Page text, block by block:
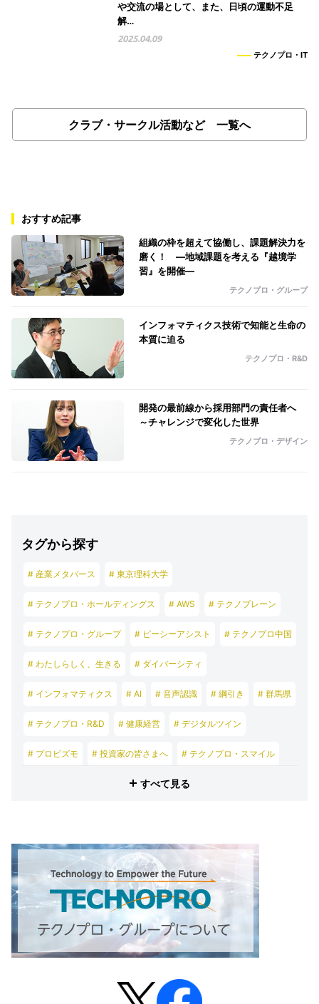
や交流の場として、また、日頃の運動不足
解…
2025.04.09
テクノプロ・IT
クラブ・サークル活動など 一覧へ
おすすめ記事
組織の枠を超えて協働し、課題解決力を
磨く！ ―地域課題を考える『越境学
習』を開催―
テクノプロ・グループ
インフォマティクス技術で知能と生命の
本質に迫る
テクノプロ・R&D
開発の最前線から採用部門の責任者へ
～チャレンジで変化した世界
テクノプロ・デザイン
タグから探す
# 産業メタバース # 東京理科大学
# テクノプロ・ホールディングス # AWS # テクノブレーン
# テクノプロ・グループ # ピーシーアシスト # テクノプロ中国
# わたしらしく、生きる # ダイバーシティ
# インフォマティクス # AI # 音声認識 # 綱引き # 群馬県
# テクノプロ・R&D # 健康経営 # デジタルツイン
# プロビズモ # 投資家の皆さまへ # テクノプロ・スマイル
# テクノプロ・エンジニアリング
すべて見る